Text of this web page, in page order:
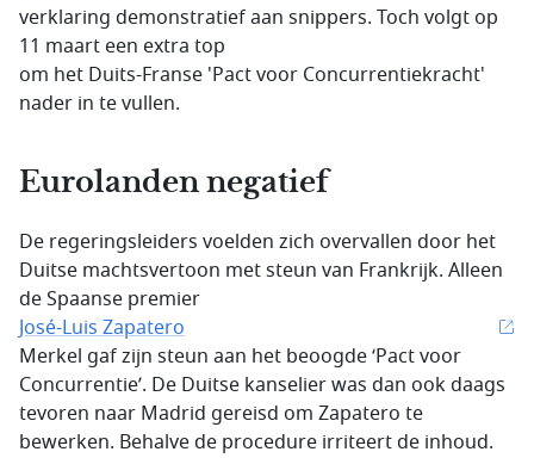
verklaring demonstratief aan snippers. Toch volgt op
11 maart een extra top
om het Duits-Franse 'Pact voor Concurrentiekracht'
nader in te vullen.
Eurolanden negatief
De regeringsleiders voelden zich overvallen door het
Duitse machtsvertoon met steun van Frankrijk. Alleen
de Spaanse premier
José-Luis Zapatero
Merkel gaf zijn steun aan het beoogde ‘Pact voor
Concurrentie’. De Duitse kanselier was dan ook daags
tevoren naar Madrid gereisd om Zapatero te
bewerken. Behalve de procedure irriteert de inhoud.